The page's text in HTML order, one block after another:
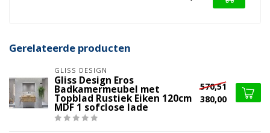
Gerelateerde producten
GLISS DESIGN
Gliss Design Eros
Badkamermeubel met
Topblad Rustiek Eiken 120cm
MDF 1 sofclose lade
570,51
380,00